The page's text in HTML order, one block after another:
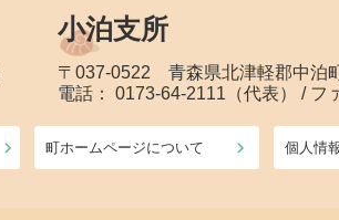
小泊支所
〒037-0522 青森県北津軽郡中泊
電話： 0173-64-2111（代表） / フ
町ホームページについて 個人情